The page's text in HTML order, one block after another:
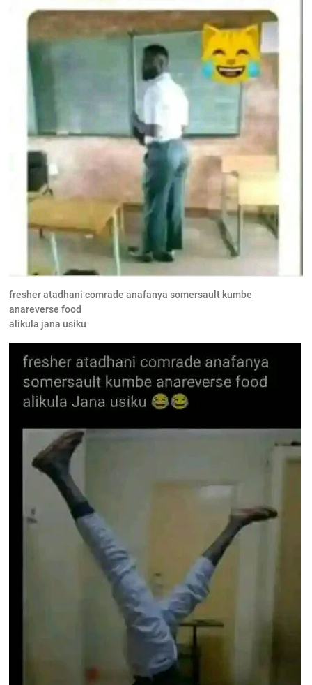
fresher atadhani comrade anafanya somersault kumbe
anareverse food
alikula jana usiku